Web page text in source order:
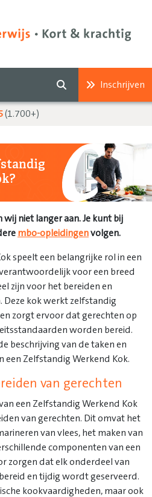
Inschrijven
(1.700+)
niet langer aan. Je kunt bij
mbo-opleidingenvolgen.
speelt een belangrijke rol in een
voor een breed
zijn voor het bereiden en
Deze kok werkt zelfstandig
zorgt ervoor dat gerechten op
worden bereid.
beschrijving van de taken en
Zelfstandig Werkend Kok.
van gerechten
een Zelfstandig Werkend Kok
van gerechten. Dit omvat het
van vlees, het maken van
componenten van een
zorgen dat elk onderdeel van
en tijdig wordt geserveerd.
kookvaardigheden, maar ook